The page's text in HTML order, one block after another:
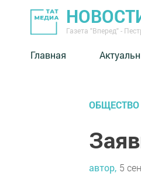
Газета "Вперед" -
Главная
ОБЩЕСТВО
автор, 5